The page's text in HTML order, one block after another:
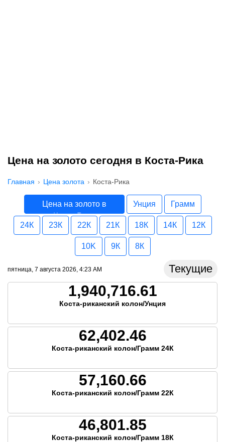
Цена на золото сегодня в Коста-Рика
Главная Цена золота Коста-Рика
Цена на золото в
Коста-Рика
Унция Грамм
24К 23К 22К 21К 18К 14К 12К
10K 9К 8К
пятница, 7 августа 2026, 4:23 AM Текущие
1,940,716.61
Коста-риканский колон/Унция
62,402.46
Коста-риканский колон/Грамм 24К
57,160.66
Коста-риканский колон/Грамм 22К
46,801.85
Коста-риканский колон/Грамм 18К